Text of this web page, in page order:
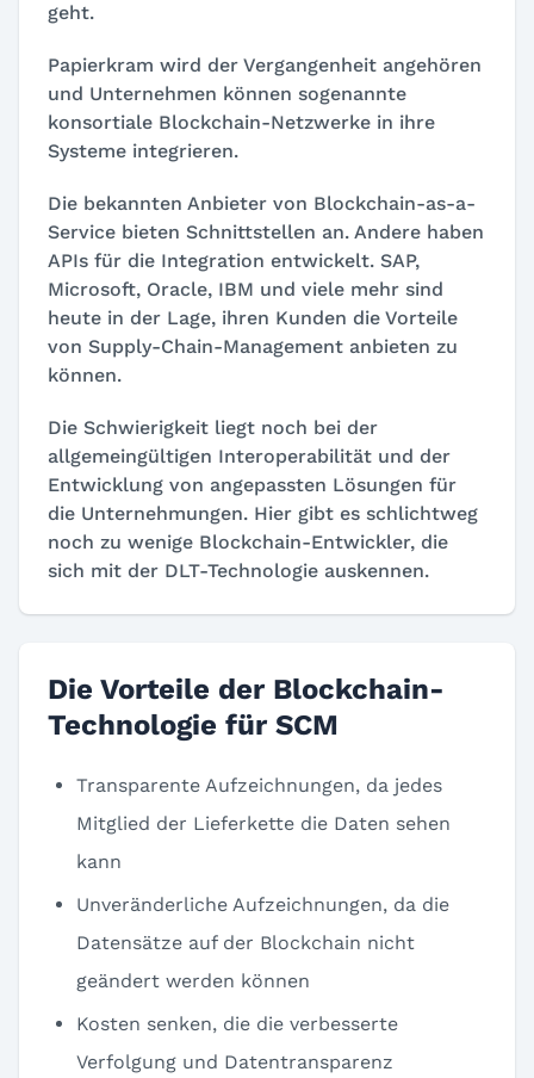
geht.
Papierkram wird der Vergangenheit angehören
und Unternehmen können sogenannte
konsortiale Blockchain-Netzwerke in ihre
Systeme integrieren.
Die bekannten Anbieter von Blockchain-as-a-
Service bieten Schnittstellen an. Andere haben
APIs für die Integration entwickelt. SAP,
Microsoft, Oracle, IBM und viele mehr sind
heute in der Lage, ihren Kunden die Vorteile
von Supply-Chain-Management anbieten zu
können.
Die Schwierigkeit liegt noch bei der
allgemeingültigen Interoperabilität und der
Entwicklung von angepassten Lösungen für
die Unternehmungen. Hier gibt es schlichtweg
noch zu wenige Blockchain-Entwickler, die
sich mit der DLT-Technologie auskennen.
Die Vorteile der Blockchain-
Technologie für SCM
Transparente Aufzeichnungen, da jedes
Mitglied der Lieferkette die Daten sehen
kann
Unveränderliche Aufzeichnungen, da die
Datensätze auf der Blockchain nicht
geändert werden können
Kosten senken, die die verbesserte
Verfolgung und Datentransparenz